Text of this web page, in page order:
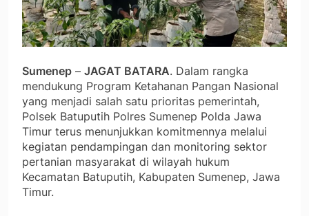
Sumenep – JAGAT BATARA. Dalam rangka
mendukung Program Ketahanan Pangan Nasional
yang menjadi salah satu prioritas pemerintah,
Polsek Batuputih Polres Sumenep Polda Jawa
Timur terus menunjukkan komitmennya melalui
kegiatan pendampingan dan monitoring sektor
pertanian masyarakat di wilayah hukum
Kecamatan Batuputih, Kabupaten Sumenep, Jawa
Timur.